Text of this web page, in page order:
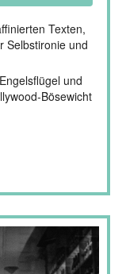
Texten,
Selbstironie und
und
Bösewicht